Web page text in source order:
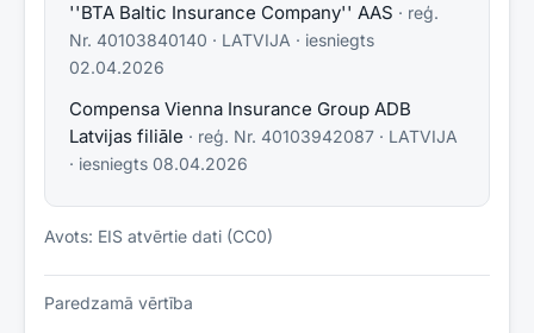
''BTA Baltic Insurance Company'' AAS · reģ.
Nr. 40103840140 · LATVIJA · iesniegts
02.04.2026
Compensa Vienna Insurance Group ADB
Latvijas filiāle · reģ. Nr. 40103942087 · LATVIJA
· iesniegts 08.04.2026
Avots: EIS atvērtie dati (CC0)
Paredzamā vērtība